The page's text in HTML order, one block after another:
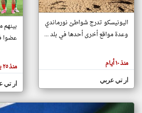
اخبار جزر
أهم اخبار جزر
هنا عن
وجهة
كاتبيها.
اليونيسكو تدرج شواطئ نورماندي
وعدة مواقع أخرى أحدها في بلد ...
منذ ١٠ أيام
ار تي عربي
عضوا
منذ ٢٥ يوم
ار تي